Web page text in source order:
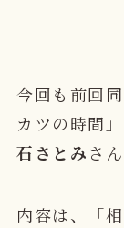
今回も前回
カツの時間
石さとみさ
内容は、「